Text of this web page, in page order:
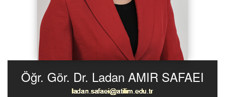
Öğr. Gör. Dr. Ladan AMIR SAFAEI